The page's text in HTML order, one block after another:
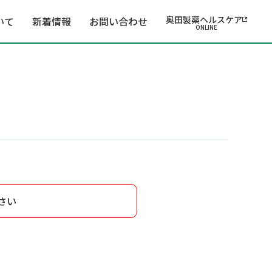
て 新着情報 お問い合わせ 奥田製薬ヘルスケア
ONLINE
い